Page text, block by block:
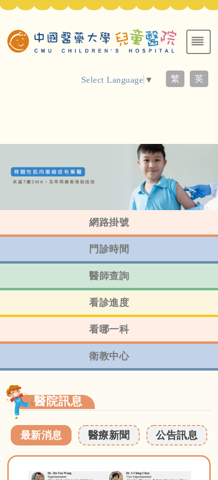
Select Language ▼ 繁 英
網路掛號
門診時間
醫師查詢
看診進度
看哪一科
衛教中心
醫院訊息
最新消息 醫療新聞 公告訊息